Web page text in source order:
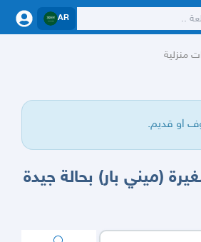
AR
منزلية
او قديم.
(ميني بار) بحالة جيدة